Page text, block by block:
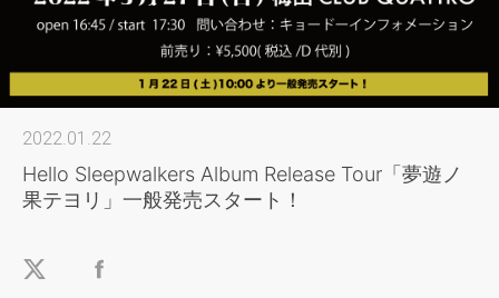
2022.01.22
Hello Sleepwalkers Album Release Tour「夢遊ノ
果テヨリ」一般発売スタート！